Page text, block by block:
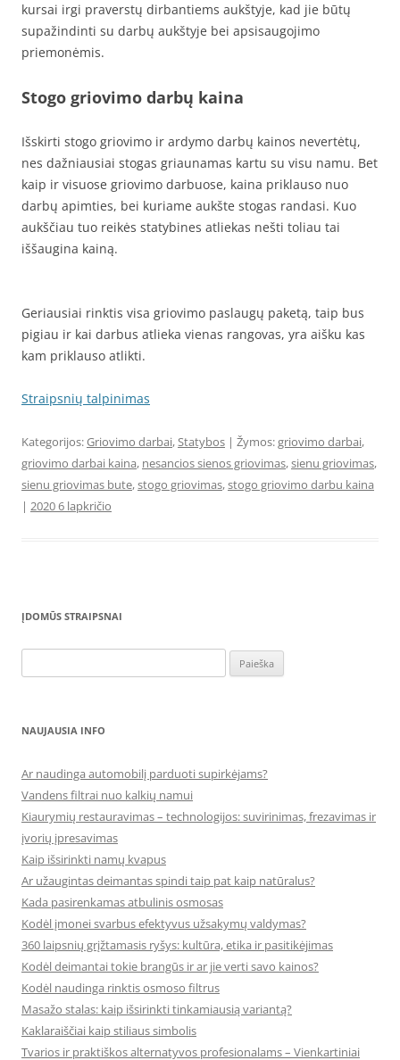
kursai irgi praverstų dirbantiems aukštyje, kad jie būtų
supažindinti su darbų aukštyje bei apsisaugojimo
priemonėmis.
Stogo griovimo darbų kaina
Išskirti stogo griovimo ir ardymo darbų kainos nevertėtų,
nes dažniausiai stogas griaunamas kartu su visu namu. Bet
kaip ir visuose griovimo darbuose, kaina priklauso nuo
darbų apimties, bei kuriame aukšte stogas randasi. Kuo
aukščiau tuo reikės statybines atliekas nešti toliau tai
iššaugina kainą.
Geriausiai rinktis visa griovimo paslaugų paketą, taip bus
pigiau ir kai darbus atlieka vienas rangovas, yra aišku kas
kam priklauso atlikti.
Straipsnių talpinimas
Kategorijos:Griovimo darbai,Statybos | Žymos:griovimo darbai,
griovimo darbai kaina, nesancios sienos griovimas,sienu griovimas,
sienu griovimas bute,stogo griovimas,stogo griovimo darbu kaina
| 2020 6 lapkričio
ĮDOMŪS STRAIPSNAI
NAUJAUSIA INFO
Ar naudinga automobilį parduoti supirkėjams?
Vandens filtrai nuo kalkių namui
Kiaurymių restauravimas – technologijos: suvirinimas, frezavimas ir
įvorių įpresavimas
Kaip išsirinkti namų kvapus
Ar užaugintas deimantas spindi taip pat kaip natūralus?
Kada pasirenkamas atbulinis osmosas
Kodėl įmonei svarbus efektyvus užsakymų valdymas?
360 laipsnių grįžtamasis ryšys: kultūra, etika ir pasitikėjimas
Kodėl deimantai tokie brangūs ir ar jie verti savo kainos?
Kodėl naudinga rinktis osmoso filtrus
Masažo stalas: kaip išsirinkti tinkamiausią variantą?
Kaklaraiščiai kaip stiliaus simbolis
Tvarios ir praktiškos alternatyvos profesionalams – Vienkartiniai